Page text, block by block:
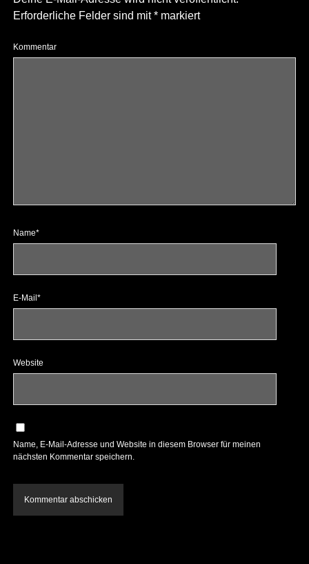
Erforderliche Felder sind mit*markiert
Kommentar
Name*
E-Mail*
Website
Name, E-Mail-Adresse und Website in diesem Browser für meinen
nächsten Kommentar speichern.